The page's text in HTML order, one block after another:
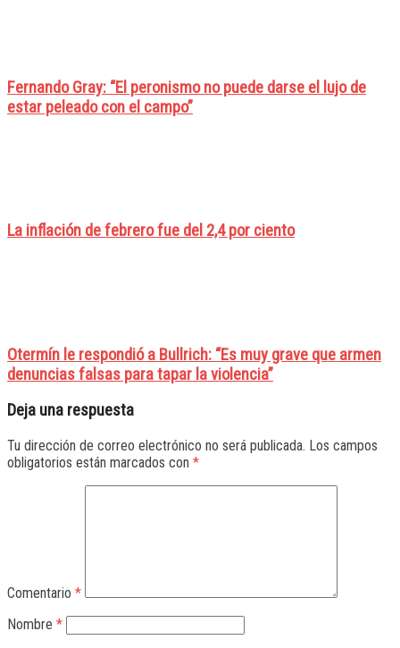
Fernando Gray: “El peronismo no puede darse el lujo de
estar peleado con el campo”
La inflación de febrero fue del 2,4 por ciento
Otermín le respondió a Bullrich: “Es muy grave que armen
denuncias falsas para tapar la violencia”
Deja una respuesta
Tu dirección de correo electrónico no será publicada. Los campos
obligatorios están marcados con *
Comentario *
Nombre *